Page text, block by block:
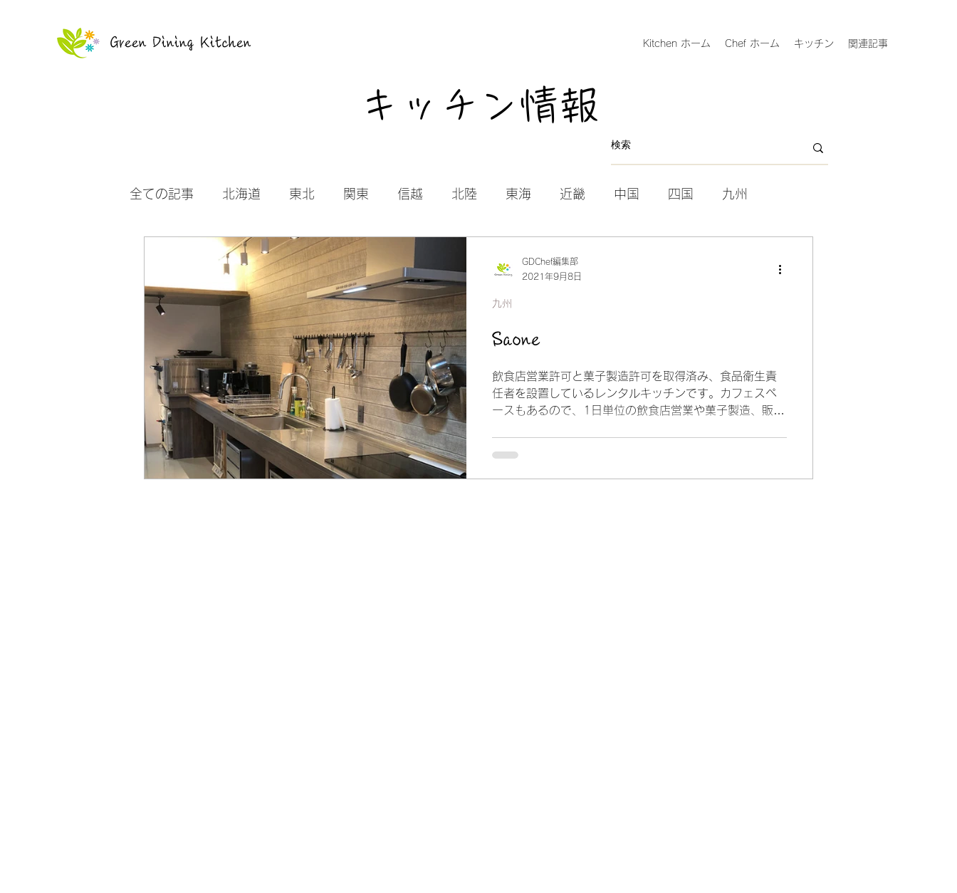
Green Dining Kitchen Kitchen ホーム Chef ホーム キッチン 関連記事
キッチン情報
全ての記事 北海道 東北 関東 信越 北陸 東海 近畿 中国 四国 九州
お知らせ
Saone
飲食店営業許可と菓子製造許可を取得済み、食品衛生責
任者を設置しているレンタルキッチンです。カフェスペ
ースもあるので、1日単位の飲食店営業や菓子製造、販売
九州
GDChef編集部
2021年9月8日